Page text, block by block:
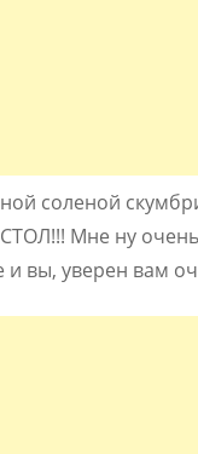
соленой
Мне ну очень
и вы, уверен вам